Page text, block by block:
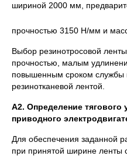
шириной 2000 мм,
прочностью 3150 Н/мм и
Выбор резинотросовой
прочностью, малым
повышенным сроком службы
резинотканевой лентой.
А2. Определение
приводного
Для обеспечения заданной
при принятой ширине ленты